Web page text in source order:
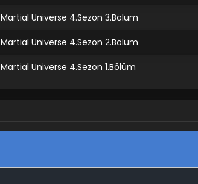
Martial Universe 4.Sezon 3.Bölüm
Martial Universe 4.Sezon 2.Bölüm
Martial Universe 4.Sezon 1.Bölüm